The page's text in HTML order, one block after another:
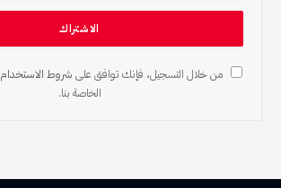
من خلال التسجيل، فإنك توافق على شروط الاستخدام
الخاصة بنا.